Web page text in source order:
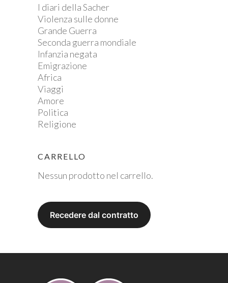
I diari della Sacher
Violenza sulle donne
Grande Guerra
Seconda guerra mondiale
Infanzia negata
Emigrazione
Africa
Viaggi
Amore
Politica
Religione
CARRELLO
Nessun prodotto nel carrello.